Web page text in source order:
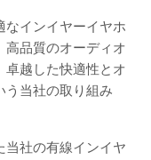
なインイヤーイヤホ
高品質のオーディオ
卓越した快適性とオ
う当社の取り組み
当社の有線インイヤ